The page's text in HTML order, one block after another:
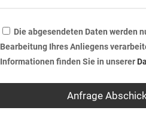
Die abgesendeten Daten werden
Bearbeitung Ihres Anliegens
Informationen finden Sie in unserer